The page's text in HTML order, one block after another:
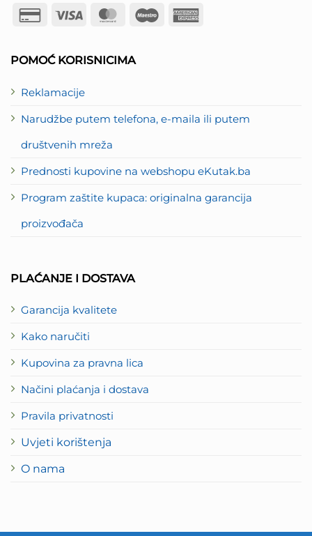
POMOĆ KORISNICIMA
Reklamacije
Narudžbe putem telefona, e-maila ili putem
društvenih mreža
Prednosti kupovine na webshopu eKutak.ba
Program zaštite kupaca: originalna garancija
proizvođača
PLAĆANJE I DOSTAVA
Garancija kvalitete
Kako naručiti
Kupovina za pravna lica
Načini plaćanja i dostava
Pravila privatnosti
Uvjeti korištenja
O nama
Credit
Visa MasterCard
Maestro